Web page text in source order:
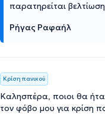
παρατηρείται
Ρήγας Ραφαήλ
Κρίση πανικού
Καλησπέρα, ποιοι θα
τον φόβο μου για κρίση